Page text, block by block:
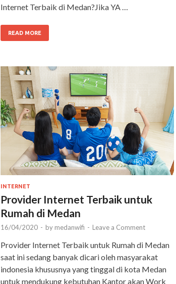
Internet Terbaik di Medan?Jika YA …
READ MORE
INTERNET
Provider Internet Terbaik untuk
Rumah di Medan
16/04/2020 - by medanwifi - Leave a Comment
Provider Internet Terbaik untuk Rumah di Medan
saat ini sedang banyak dicari oleh masyarakat
indonesia khususnya yang tinggal di kota Medan
untuk mendukung kebutuhan Kantor akan Work